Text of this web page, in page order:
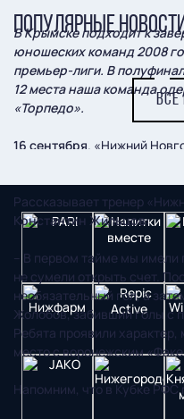
В Крымске подходит к
юношеских команд 2008
премьер-лиги. В
12 места наша команда
«Торпедо».
16 сентября. «Нижний
Рассказывает тренер
Константин Жильцов:
– В первом тайме мы имели
не сумели открыть счет.
необязательный гол, а
Жолобов, забивший голы с
Ребята проявили
место с воронежским
Напомним, что в Кубке РФС
ПОПУЛЯРНЫЕ
ВСЕ